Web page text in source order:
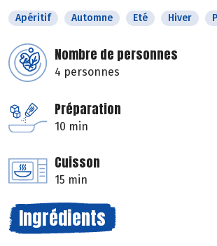
Apéritif Automne Eté Hiver
Nombre de personnes
4 personnes
Préparation
10 min
Cuisson
15 min
Ingrédients